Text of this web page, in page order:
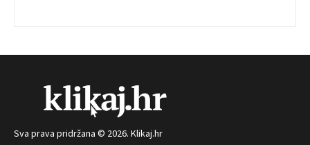
Sva prava pridržana © 2026. Klikaj.hr